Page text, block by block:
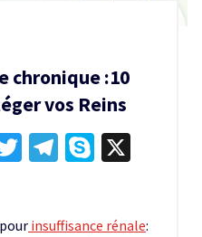
chronique :10
vos Reins
Twitter
Telegram
Skype
insuffisance rénale: